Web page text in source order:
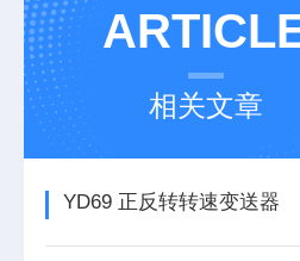
相关文章
YD69 正反转转速变送器